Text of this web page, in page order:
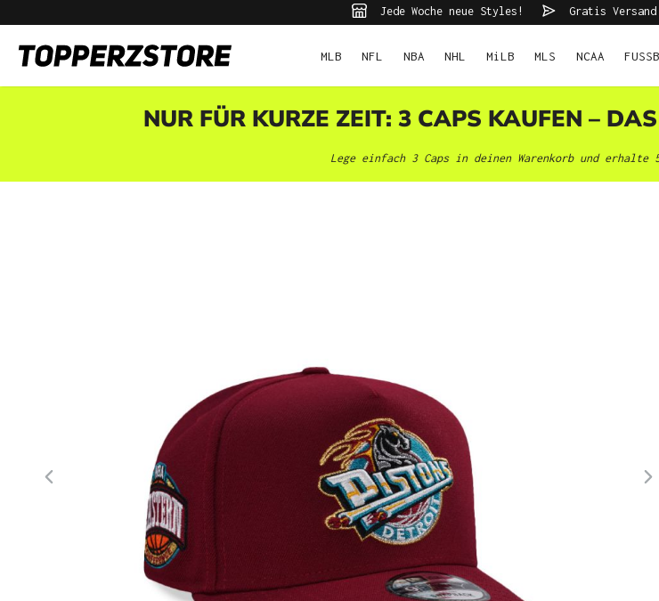
Jede Woche neue Styles! Gratis
MLB NFL NBA NHL MiLB MLS NCAA
NUR FÜR KURZE ZEIT: 3 CAPS KAUFEN –
Lege einfach 3 Caps in deinen Warenkorb und erhalte